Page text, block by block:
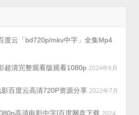
度云「bd720p/mkv中字」全集Mp4
超清完整观看版观看1080p 2024年6月
百度云高清720P资源分享 2022年7月
高清电影中字]百度网盘下载 2024